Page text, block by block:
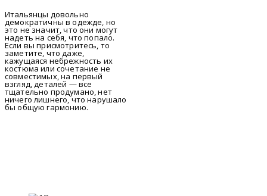
Итальянцы довольно
демократичны в одежде, но
это не значит, что они могут
надеть на себя, что попало.
Если вы присмотритесь, то
заметите, что даже,
кажущаяся небрежность их
костюма или сочетание не
совместимых, на первый
взгляд, деталей — все
тщательно продумано, нет
ничего лишнего, что нарушало
бы общую гармонию.